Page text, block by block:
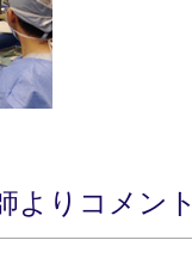
よりコメント